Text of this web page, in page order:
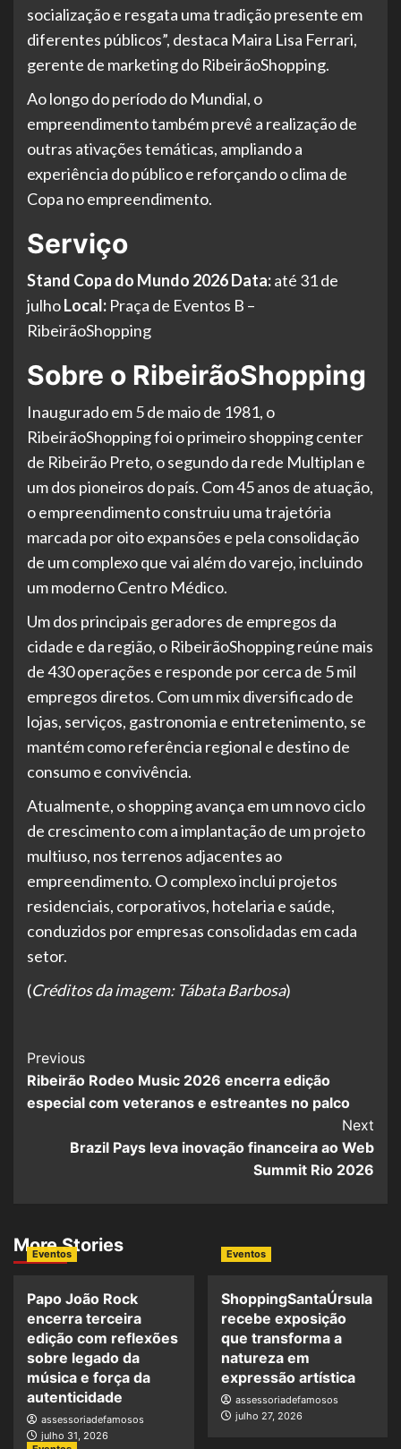
socialização e resgata uma tradição presente em
diferentes públicos”, destaca Maira Lisa Ferrari,
gerente de marketing do RibeirãoShopping.
Ao longo do período do Mundial, o
empreendimento também prevê a realização de
outras ativações temáticas, ampliando a
experiência do público e reforçando o clima de
Copa no empreendimento.
Serviço
Stand Copa do Mundo 2026Data:até 31 de
julhoLocal: Praça de Eventos B –
RibeirãoShopping
Sobre o RibeirãoShopping
Inaugurado em 5 de maio de 1981, o
RibeirãoShopping foi o primeiro shopping center
de Ribeirão Preto, o segundo da rede Multiplan e
um dos pioneiros do país. Com 45 anos de atuação,
o empreendimento construiu uma trajetória
marcada por oito expansões e pela consolidação
de um complexo que vai além do varejo, incluindo
um moderno Centro Médico.
Um dos principais geradores de empregos da
cidade e da região, o RibeirãoShopping reúne mais
de 430 operações e responde por cerca de 5 mil
empregos diretos. Com um mix diversificado de
lojas, serviços, gastronomia e entretenimento, se
mantém como referência regional e destino de
consumo e convivência.
Atualmente, o shopping avança em um novo ciclo
de crescimento com a implantação de um projeto
multiuso, nos terrenos adjacentes ao
empreendimento. O complexo inclui projetos
residenciais, corporativos, hotelaria e saúde,
conduzidos por empresas consolidadas em cada
setor.
(Créditos da imagem: Tábata Barbosa)
Post
Navigation
Previous
Ribeirão Rodeo Music 2026 encerra edição
especial com veteranos e estreantes no palco
Next
Brazil Pays leva inovação financeira ao Web
Summit Rio 2026
More Stories
Eventos
Papo João Rock
encerra terceira
edição com reflexões
sobre legado da
música e força da
autenticidade
assessoriadefamosos
julho 31, 2026
Eventos
ShoppingSantaÚrsula
recebe exposição
que transforma a
natureza em
expressão artística
assessoriadefamosos
julho 27, 2026